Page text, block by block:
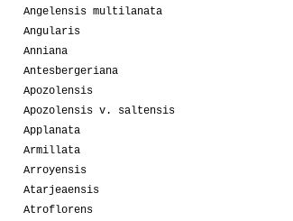
Angelensis multilanata
Angularis
Anniana
Antesbergeriana
Apozolensis
Apozolensis v. saltensis
Applanata
Armillata
Arroyensis
Atarjeaensis
Atroflorens